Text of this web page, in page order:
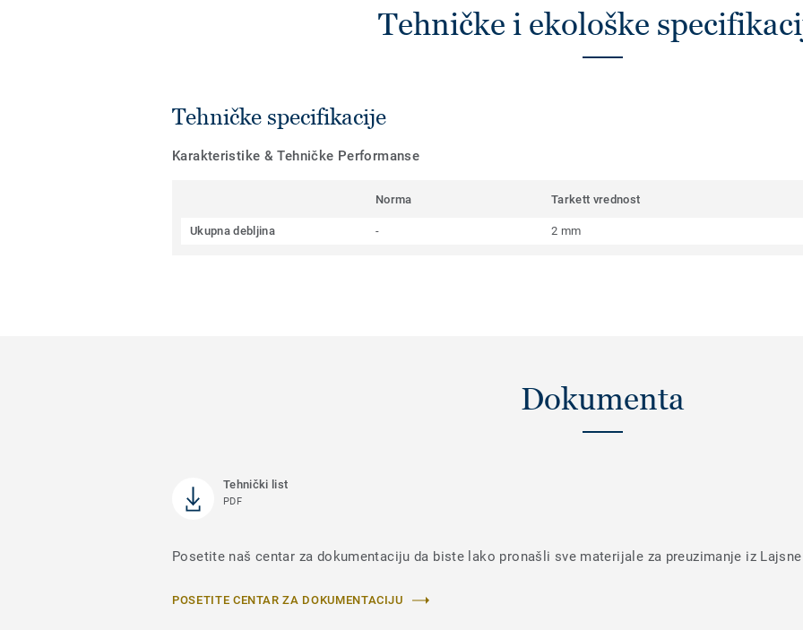
Tehničke i ekološke
Tehničke specifikacije
Karakteristike & Tehničke Performanse
Norma Tarkett vrednost
Ukupna debljina - 2 mm
Dokumenta
Tehnički list
PDF
Posetite naš centar za dokumentaciju da biste lako pronašli sve materijale za preuzimanje iz
POSETITE CENTAR ZA DOKUMENTACIJU